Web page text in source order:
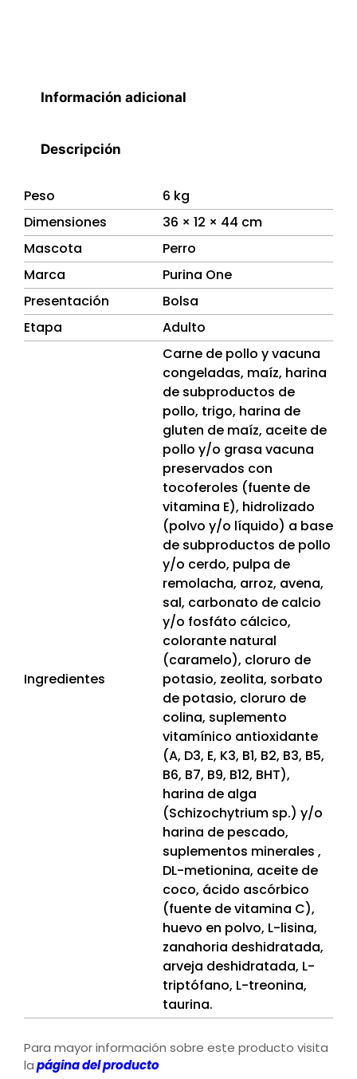
Información adicional
Descripción
Peso
6 kg
Dimensiones
36 × 12 × 44 cm
Mascota
Perro
Marca
Purina One
Presentación
Bolsa
Etapa
Adulto
Ingredientes
Carne de pollo y vacuna
congeladas, maíz, harina
de subproductos de
pollo, trigo, harina de
gluten de maíz, aceite de
pollo y/o grasa vacuna
preservados con
tocoferoles (fuente de
vitamina E), hidrolizado
(polvo y/o líquido) a base
de subproductos de pollo
y/o cerdo, pulpa de
remolacha, arroz, avena,
sal, carbonato de calcio
y/o fosfáto cálcico,
colorante natural
(caramelo), cloruro de
potasio, zeolita, sorbato
de potasio, cloruro de
colina, suplemento
vitamínico antioxidante
(A, D3, E, K3, B1, B2, B3, B5,
B6, B7, B9, B12, BHT),
harina de alga
(Schizochytrium sp.) y/o
harina de pescado,
suplementos minerales ,
DL-metionina, aceite de
coco, ácido ascórbico
(fuente de vitamina C),
huevo en polvo, L-lisina,
zanahoria deshidratada,
arveja deshidratada, L-
triptófano, L-treonina,
taurina.
Para mayor información sobre este producto visita
lapágina del producto